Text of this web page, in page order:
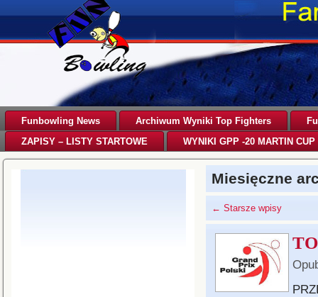
Funbowling News Archiwum Wyniki Top Fighters
ZAPISY – LISTY STARTOWE
WYNIKI GPP -20 MARTIN CUP
Miesięczne
← Starsze wpisy